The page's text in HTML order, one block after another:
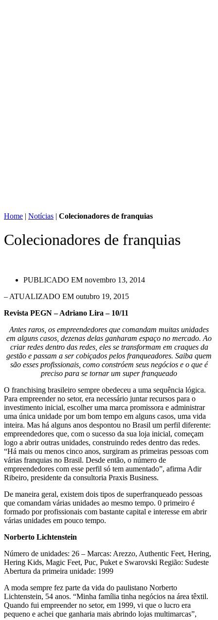
Home | Notícias | Colecionadores de franquias
Colecionadores de franquias
PUBLICADO EM novembro 13, 2014
– ATUALIZADO EM outubro 19, 2015
Revista PEGN – Adriano Lira – 10/11
Antes raros, os empreendedores que comandam muitas unidades
em alguns casos, dezenas delas ganharam espaço no mercado. Ao
criar redes dentro das redes, eles se transformam em craques da
gestão e passam a ser cobiçados pelos franqueadores. Saiba quem
são esses profissionais, como constróem seus negócios e o que é
preciso para se tornar um super franqueado
O franchising brasileiro sempre obedeceu a uma sequência lógica.
Para empreender no setor, era necessário juntar recursos para o
investimento inicial, escolher uma marca promissora e administrar
uma única unidade por um bom tempo em alguns casos, uma vida
inteira. Mas há alguns anos despontou no Brasil um perfil diferente:
empreendedores que, com o sucesso da sua loja inicial, começam
logo a abrir outras unidades, construindo redes dentro das redes.
“Há mais ou menos cinco anos, surgiram as primeiras pessoas com
várias franquias no Brasil. Desde então, o número de
empreendedores com esse perfil só tem aumentado”, afirma Adir
Ribeiro, presidente da consultoria Praxis Business.
De maneira geral, existem dois tipos de superfranqueado pessoas
que comandam várias unidades ao mesmo tempo. 0 primeiro é
formado por profissionais com bastante capital e interesse em abrir
várias unidades em pouco tempo.
Norberto Lichtenstein
Número de unidades: 26 – Marcas: Arezzo, Authentic Feet, Hering,
Hering Kids, Magic Feet, Puc, Puket e Swarovski Região: Sudeste
Abertura da primeira unidade: 1999
A moda sempre fez parte da vida do paulistano Norberto
Lichtenstein, 54 anos. “Minha família tinha negócios na área têxtil.
Quando fui empreender no setor, em 1999, vi que o lucro era
pequeno e achei que ganharia mais abrindo lojas multimarcas”,